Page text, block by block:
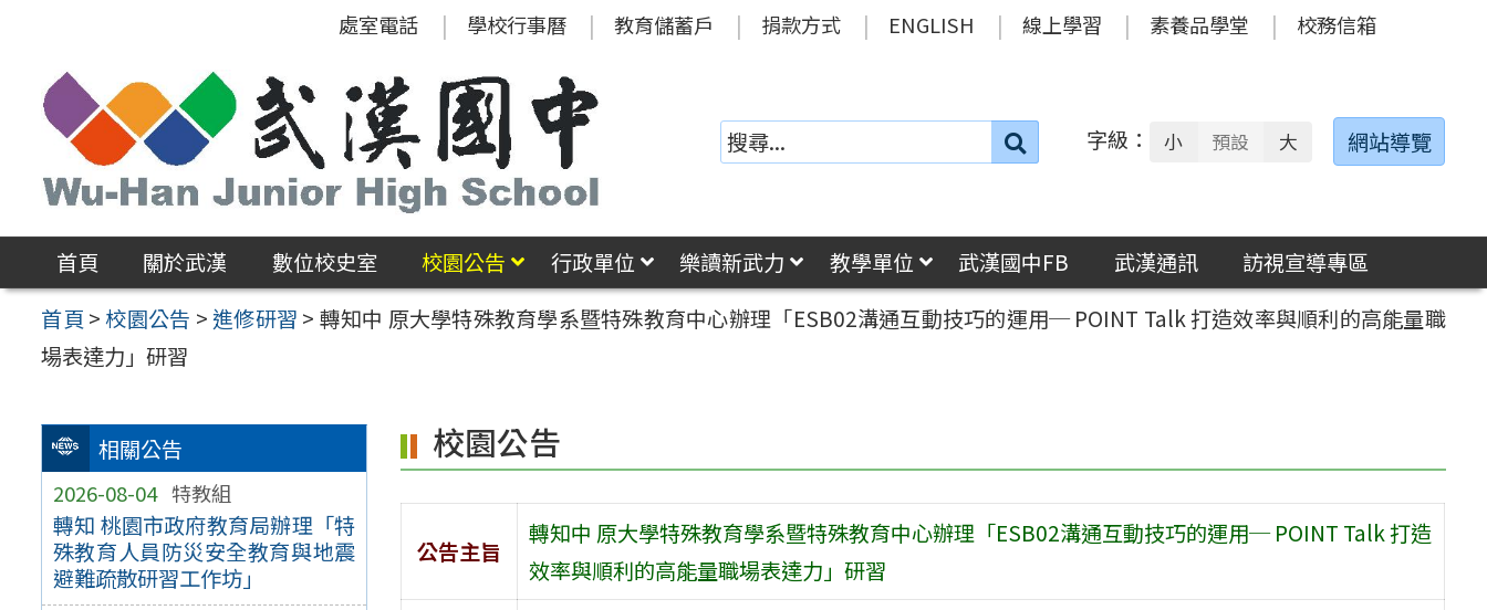
區
處室電話 學校行事曆 教育儲蓄戶 捐款方式 ENGLISH 線上學習 素養品學堂 校務信箱
搜
字級： 小 預設 大 網站導覽
首頁 關於武漢 數位校史室 校園公告 行政單位 樂讀新武力 教學單位 武漢國中FB 武漢通訊
訪視宣導專區
首頁 >校園公告 >進修研習 > 轉知中 原大學特殊教育學系暨特殊教育中心辦理「ESB02溝通互動技巧的運用─ POINT Talk 打造效率與順利的高能量職
場表達力」研習
相關公告
2026-08-04 特教組
轉知 桃園市政府教育局辦理「特
殊教育人員防災安全教育與地震
避難疏散研習工作坊」
校園公告
公告主旨
轉知中 原大學特殊教育學系暨特殊教育中心辦理「ESB02溝通互動技巧的運用─ POINT Talk 打造
效率與順利的高能量職場表達力」研習